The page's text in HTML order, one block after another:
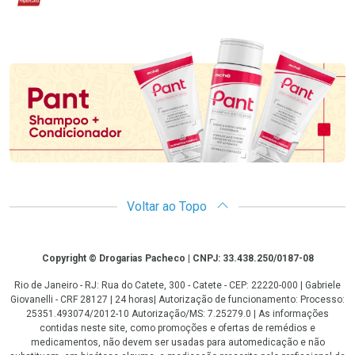
Promoção em Destaque
Voltar ao Topo
CopyrightCopyright © Drogarias Pacheco | CNPJ: 33.438.250/0187-08
Rio de Janeiro - RJ: Rua do Catete, 300 - Catete - CEP: 22220-000 | Gabriele
Giovanelli - CRF 28127 | 24 horas| Autorização de funcionamento: Processo:
25351.493074/2012-10 Autorização/MS: 7.25279.0 | As informações
contidas neste site, como promoções e ofertas de remédios e
medicamentos, não devem ser usadas para automedicação e não